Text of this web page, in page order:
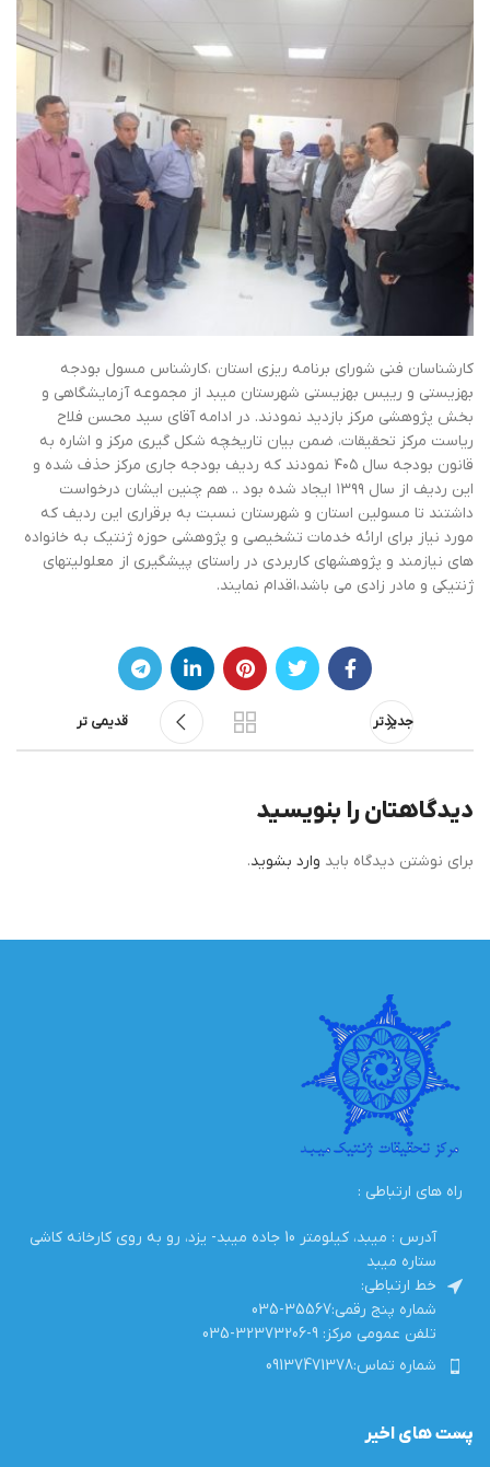
کارشناسان فنی شورای برنامه ریزی استان ،کارشناس مسول بودجه
بهزیستی و رییس بهزیستی شهرستان میبد از مجموعه آزمایشگاهی و
بخش پژوهشی مرکز بازدید نمودند. در ادامه آقای سید محسن فلاح
ریاست مرکز تحقیقات، ضمن بیان تاریخچه شکل گیری مرکز و اشاره به
قانون بودجه سال ۴۰۵ نمودند که ردیف بودجه جاری مرکز حذف شده و
این ردیف از سال ۱۳۹۹ ایجاد شده بود .. هم چنین ایشان درخواست
داشتند تا مسولین استان و شهرستان نسبت به برقراری این ردیف که
مورد نیاز برای ارائه خدمات تشخیصی و پژوهشی حوزه ژنتیک به خانواده
های نیازمند و پژوهشهای کاربردی در راستای پیشگیری از معلولیتهای
ژنتیکی و مادر زادی می باشد،اقدام نمایند.
جدیدتر قدیمی تر
دیدگاهتان را بنویسید
برای نوشتن دیدگاه باید وارد بشوید.
راه های ارتباطی :
آدرس : میبد، کیلومتر 10 جاده میبد- یزد، رو به روی کارخانه کاشی
ستاره میبد
خط ارتباطی:
شماره پنج رقمی:35567-035
تلفن عمومی مرکز: 9-32373206-035
شماره تماس:09137471378
پست های اخیر